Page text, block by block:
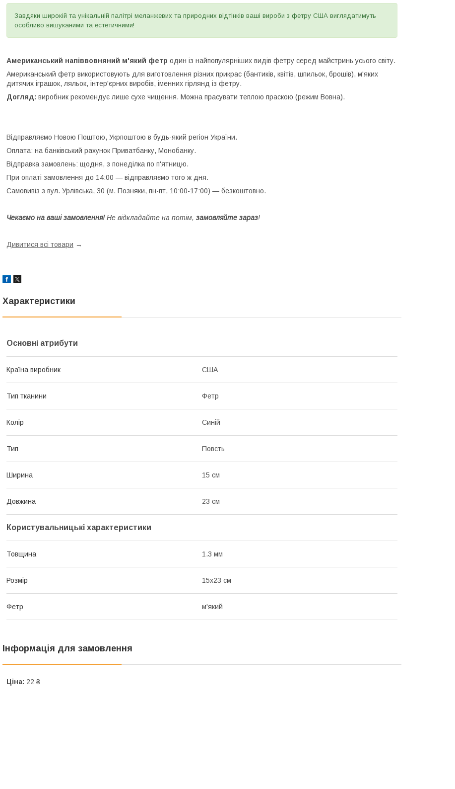
Завдяки широкій та унікальній палітрі меланжевих та природних відтінків ваші вироби з фетру США виглядатимуть
особливо вишуканими та естетичними!
Американський напіввовняний м'який фетр один із найпопулярніших видів фетру серед майстринь усього світу.
Американський фетр використовують для виготовлення різних прикрас (бантиків, квітів, шпильок, брошів), м'яких
дитячих іграшок, ляльок, інтер'єрних виробів, іменних гірлянд із фетру.
Догляд: виробник рекомендує лише сухе чищення. Можна прасувати теплою праскою (режим Вовна).
Відправляємо Новою Поштою, Укрпоштою в будь-який регіон України.
Оплата: на банківський рахунок Приватбанку, Монобанку.
Відправка замовлень: щодня, з понеділка по п'ятницю.
При оплаті замовлення до 14:00 — відправляємо того ж дня.
Самовивіз з вул. Урлівська, 30 (м. Позняки, пн-пт, 10:00-17:00) — безкоштовно.
Чекаємо на ваші замовлення!Не відкладайте на потім, замовляйте зараз!
Дивитися всі товари →
Характеристики
Основні атрибути
Країна виробник США
Тип тканини Фетр
Колір Синій
Тип Повсть
Ширина 15 см
Довжина 23 см
Користувальницькі характеристики
Товщина 1.3 мм
Розмір 15х23 см
Фетр м'який
Інформація для замовлення
Ціна: 22 ₴